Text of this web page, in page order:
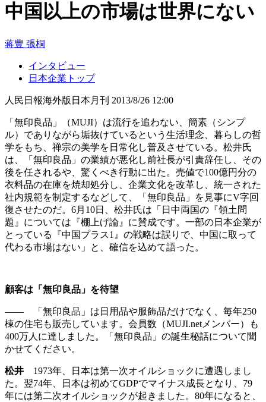
中国以上の市場は世界にない
蒋豊 張桐
インタビュー
日本企業トップ
人民日報海外版日本月刊 2013/8/26 12:00
「無印良品」（MUJI）は流行を追わない、簡素（シンプ
ル）でありながら垢抜けているという生活理念、暮らしの哲
学をもち、禅宗の美学を日常化し普及させている。松井氏
は、「無印良品」の業績が悪化し前社長が引責辞任し、その
後を任されるや、驚くべき行動に出た。売値で100億円分の
衣料品の在庫を焼却処分し、企業文化を改革し、統一された
社内規範を制定するなどして、「無印良品」を見事にV字回
復させたのだ。6月10日、松井氏は「日中両国の『領土問
題』については『棚上げ論』に賛成です。一部の日本企業が
とっている『中国プラス1』の戦略は誤りで、中国に取って
代わる市場はない」と、確信を込めて語った。
顧客は「無印良品」を待望
―― 「無印良品」は日用品や服飾品だけでなく、毎年250
棟の住宅も販売しています。会員数（MUJI.netメンバー）も
400万人に達しました。「無印良品」の誕生秘話について聞
かせてください。
松井 1973年、日本は第一次オイルショックに遭遇しまし
た。翌74年、日本は初めてGDPでマイナス成長となり、79
年には第二次オイルショックが起きました。80年になると、